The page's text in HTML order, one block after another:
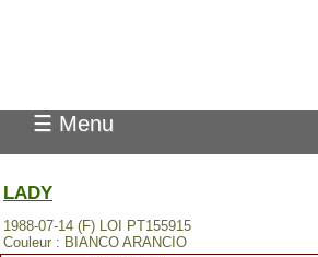
☰ Menu
LADY
1988-07-14 (F) LOI PT155915
Couleur : BIANCO ARANCIO